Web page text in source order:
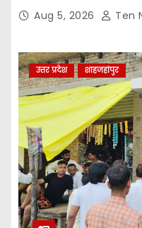
Aug 5, 2026 Ten
उत्तर प्रदेश शाहजहांपुर